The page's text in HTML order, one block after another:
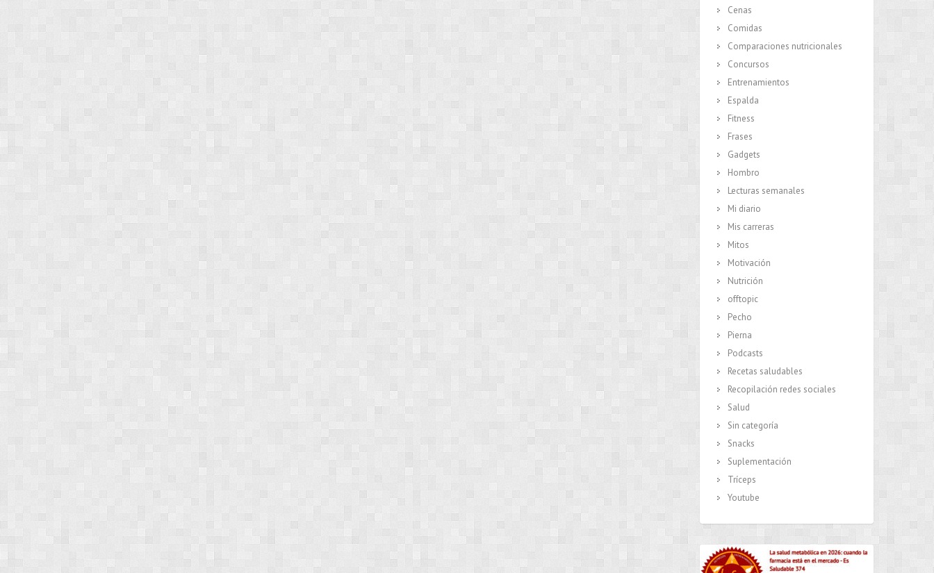
Cenas
Comidas
Comparaciones nutricionales
Concursos
Entrenamientos
Espalda
Fitness
Frases
Gadgets
Hombro
Lecturas semanales
Mi diario
Mis carreras
Mitos
Motivación
Nutrición
offtopic
Pecho
Pierna
Podcasts
Recetas saludables
Recopilación redes sociales
Salud
Sin categoría
Snacks
Suplementación
Tríceps
Youtube